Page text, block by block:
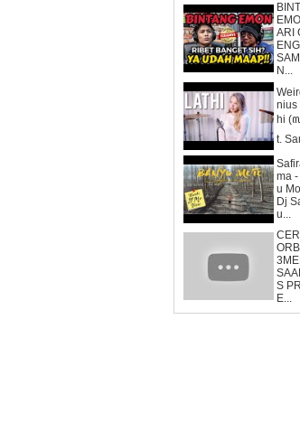
ARI
N...
nius
hi
t.
ma
u
Dj
u...
S
E...